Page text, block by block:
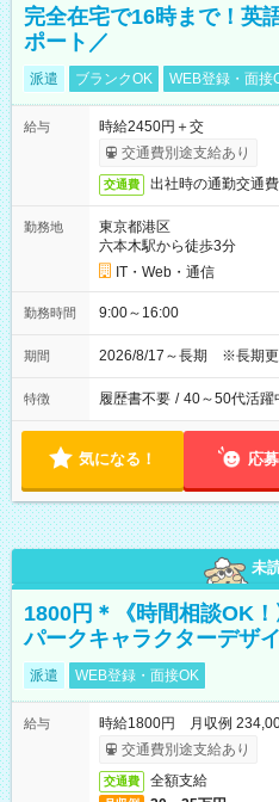
完全在宅で16時まで！英
ポート／
派遣 ブランクOK WEB登録・面接
給与
時給2450円＋交
交通費別途支給あり
交通費 出社時の通勤交通
勤務地
東京都港区
六本木駅から徒歩3分
IT・Web・通信
勤務時間 9:00～16:00
期間 2026/8/17～長期 ※長期
特徴 履歴書不要 / 40～50代活躍
気になる！ 応
未
1800円＊《時間相談OK
パークキャラクターデザ
派遣 WEB登録・面接OK
給与
時給1800円 月収例
交通費別途支給あり
交通費 全額支給